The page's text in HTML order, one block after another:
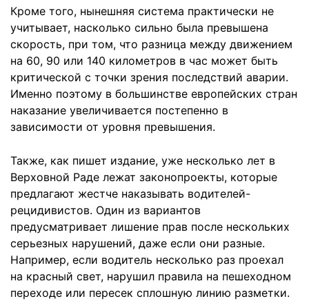
Кроме того, нынешняя система практически не
учитывает, насколько сильно была превышена
скорость, при том, что разница между движением
на 60, 90 или 140 километров в час может быть
критической с точки зрения последствий аварии.
Именно поэтому в большинстве европейских стран
наказание увеличивается постепенно в
зависимости от уровня превышения.
Также, как пишет издание, уже несколько лет в
Верховной Раде лежат законопроекты, которые
предлагают жестче наказывать водителей-
рецидивистов. Один из вариантов
предусматривает лишение прав после нескольких
серьезных нарушений, даже если они разные.
Например, если водитель несколько раз проехал
на красный свет, нарушил правила на пешеходном
переходе или пересек сплошную линию разметки.